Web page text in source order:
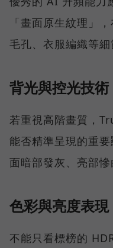
「畫面原生紋理」
毛孔、衣服編織等細
背光與控光技術
若重視高階畫質，
能否精準呈現的重
面暗部發灰、亮部慘
色彩與亮度表現
不能只看標榜的